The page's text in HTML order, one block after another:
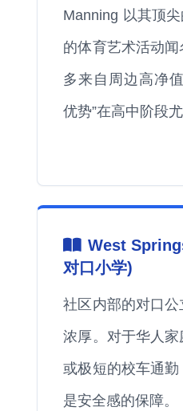
Manning 以其顶
的体育艺术活动
多来自周边高净
优势”在高中阶段尤
West
对口小学)
社区内部的对口
浓厚。对于华人
或极短的校车通
是安全感的保障。